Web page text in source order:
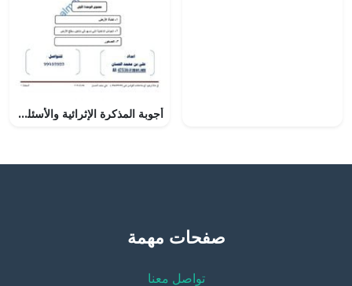
أجوبة المذكرة الإثرائية والأسئلة الملخصة في الوحدة الأولى (نشأة الأرض وتكوينها) (اجتماعيات) العاشر
صفحات مهمة
تواصل معنا